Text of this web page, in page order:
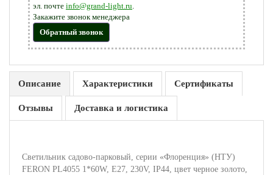
эл. почте info@grand-light.ru.
Закажите звонок менеджера
Обратный звонок
Описание Характеристики Сертификаты
Отзывы Доставка и логистика
Светильник садово-парковый, серии «Флоренция» (НТУ)
FERON PL4055 1*60W, E27, 230V, IP44, цвет черное золото,